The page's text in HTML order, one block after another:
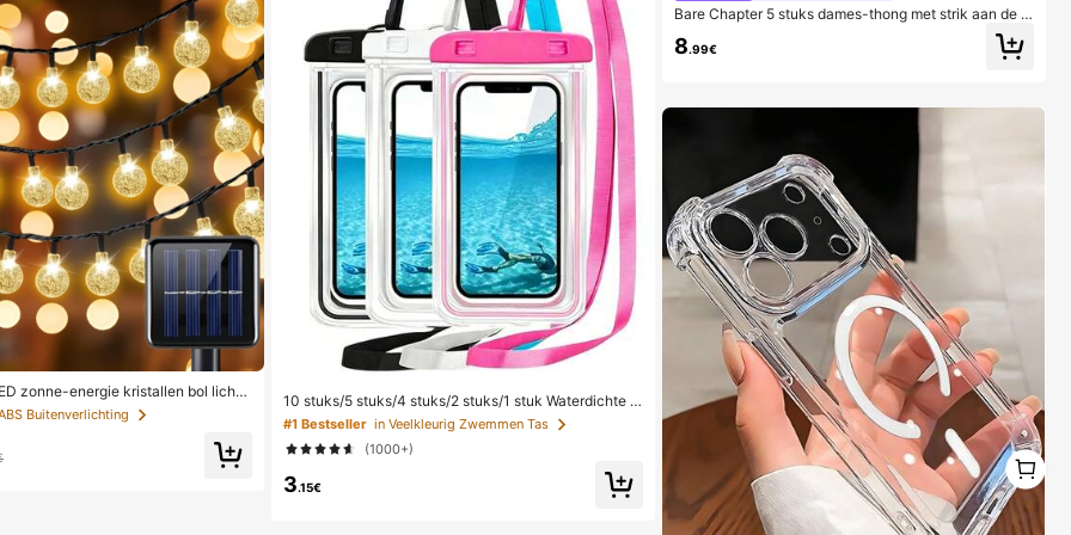
zonne-energie kristallen bol lichts
39,3ft lengte, waterdicht, 8 verli
wit/wit/paars/blauw/meerkleurig, f
tuin, terras, balkon, bruiloft, feest, k
kamperen, vakantie decoratie, est
Buitenverlichting
10 stuks/5 stuks/4 stuks/2 stuks/1 stuk Waterdichte t
as, Waterdichte telefoonhoes voor onder water, Water
dichte telefoonhoes voor op het strand, Zomerse kam
peeruitrusting, Vakantiebenodigdheden, Onmisbaar
#1 Bestseller in Veelkleurig Zwemmen Tas
(1000+)
3.15€
Bare Chapter 5 stuks dames-thong met strik aan de v
8.99€
1
1